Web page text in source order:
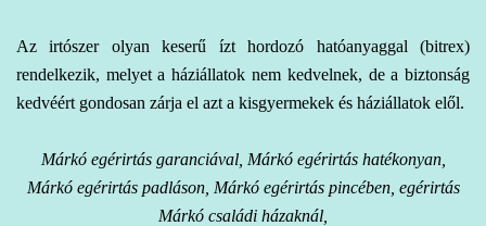
Az irtószer olyan keserű ízt hordozó hatóanyaggal (bitrex)
rendelkezik, melyet a háziállatok nem kedvelnek, de a biztonság
kedvéért gondosan zárja el azt a kisgyermekek és háziállatok elől.
Márkó egérirtás garanciával, Márkó egérirtás hatékonyan,
Márkó egérirtás padláson, Márkó egérirtás pincében, egérirtás
Márkó családi házaknál,